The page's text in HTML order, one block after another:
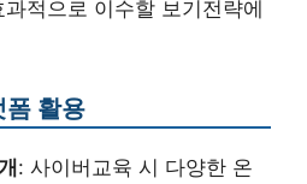
적으로 이수할 보기전략에
폼 활용
: 사이버교육 시 다양한 온